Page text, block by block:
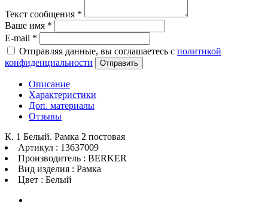
Текст сообщения *
Ваше имя *
E-mail *
Отправляя данные, вы соглашаетесь с политикой
конфиденциальности
Отправить
Описание
Характеристики
Доп. материалы
Отзывы
К. 1 Белый. Рамка 2 постовая
Артикул : 13637009
Производитель : BERKER
Вид изделия : Рамка
Цвет : Белый